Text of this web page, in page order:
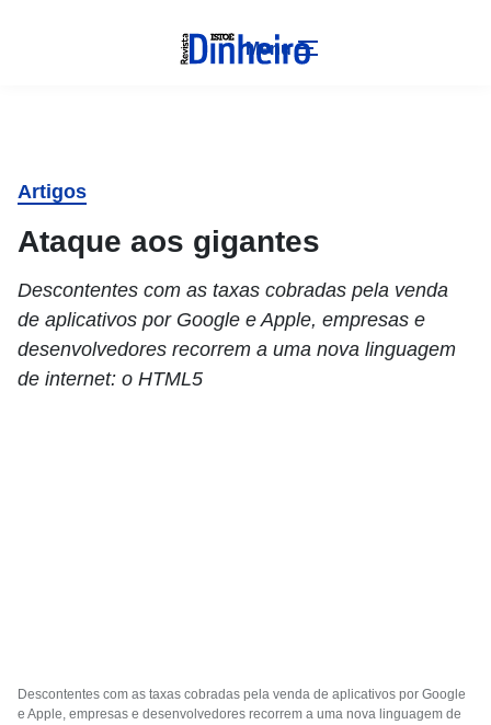
Menu
Artigos
Ataque aos gigantes
Descontentes com as taxas cobradas pela venda
de aplicativos por Google e Apple, empresas e
desenvolvedores recorrem a uma nova linguagem
de internet: o HTML5
Descontentes com as taxas cobradas pela venda de aplicativos por Google
e Apple, empresas e desenvolvedores recorrem a uma nova linguagem de